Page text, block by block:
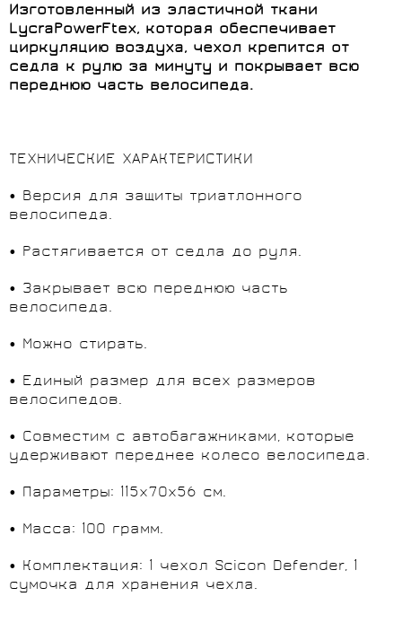
Изготовленный из эластичной ткани
LycraPowerFtex, которая обеспечивает
циркуляцию воздуха, чехол крепится от
седла к рулю за минуту и покрывает всю
переднюю часть велосипеда.
ТЕХНИЧЕСКИЕ ХАРАКТЕРИСТИКИ
• Версия для защиты триатлонного
велосипеда.
• Растягивается от седла до руля.
• Закрывает всю переднюю часть
велосипеда.
• Можно стирать.
• Единый размер для всех размеров
велосипедов.
• Совместим с автобагажниками, которые
удерживают переднее колесо велосипеда.
• Параметры: 115x70x56 см.
• Масса: 100 грамм.
• Комплектация: 1 чехол Scicon Defender, 1
сумочка для хранения чехла.